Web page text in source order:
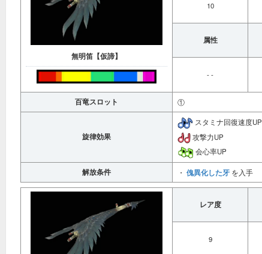
無明笛【仮諦】
10
属性
- -
百竜スロット ①
旋律効果
スタミナ回復速度UP
攻撃力UP
会心率UP
解放条件 ・ 傀異化した牙 を入手
レア度
9